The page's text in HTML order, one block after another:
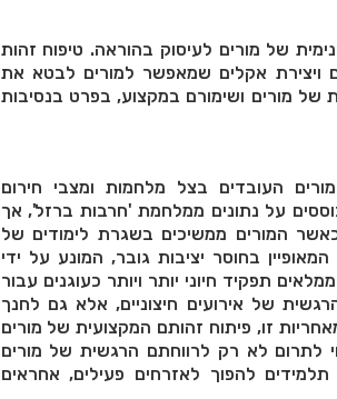
של מורים לעיסוק בהוראה. טיפוח זהות
ויצירת אקלים שמאפשר למורים לבטא את
של מורים ושימורם במקצוע, בפרט בנסיבות
העובדים בצל מלחמות ומצבי חירום
על נתונים ממלחמת 'חרבות ברזל', אך
המורים ממשיכים בשגרת לימודים של
בחוסר יציבות גובר, המונע על ידי
תפקיד חיוני יותר ויותר כעוגנים עבור
של אירועים חיצוניים, אלא גם לחנך
זו, פיתוח זהותם המקצועית של מורים
לתרום לא רק לרווחתם הרגשית של מורים
להפוך לאזרחים פעילים, אחראים